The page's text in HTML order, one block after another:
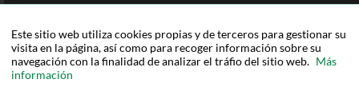
Este sitio web utiliza cookies propias y de terceros para gestionar su
visita en la página, así como para recoger información sobre su
navegación con la finalidad de analizar el tráfio del sitio web. Más
información
Política de privacidad
Mapa de la Sede
Ayuda